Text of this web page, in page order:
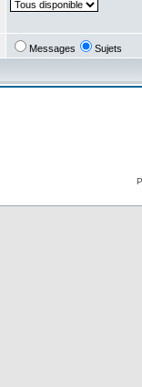
Messages Sujets